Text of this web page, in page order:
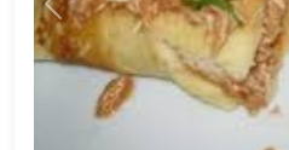
Previous